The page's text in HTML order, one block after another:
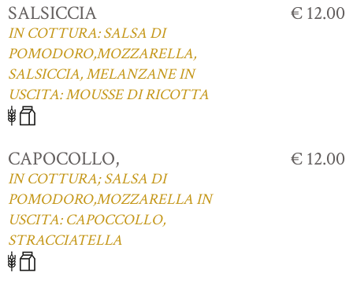
SALSICCIA
IN COTTURA: SALSA DI
POMODORO,MOZZARELLA,
SALSICCIA, MELANZANE IN
USCITA: MOUSSE DI RICOTTA
€ 12.00
CAPOCOLLO,
IN COTTURA; SALSA DI
POMODORO,MOZZARELLA IN
USCITA: CAPOCCOLLO,
STRACCIATELLA
€ 12.00